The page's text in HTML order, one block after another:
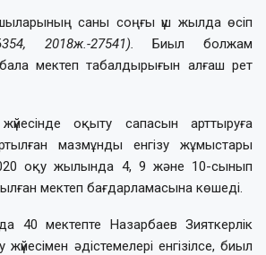
саны соңғы үш жылда өсіп
2018ж.-27541).Биыл болжам
мектеп табалдырығын алғаш рет
оқыту сапасын арттыруға
мазмұнды енгізу жұмыстары
оқу жылында 4, 9 және 10-сынып
мектеп бағдарламасына көшеді.
40 мектепте Назарбаев Зияткерлік
жүйесімен әдістемелері енгізілсе, биыл